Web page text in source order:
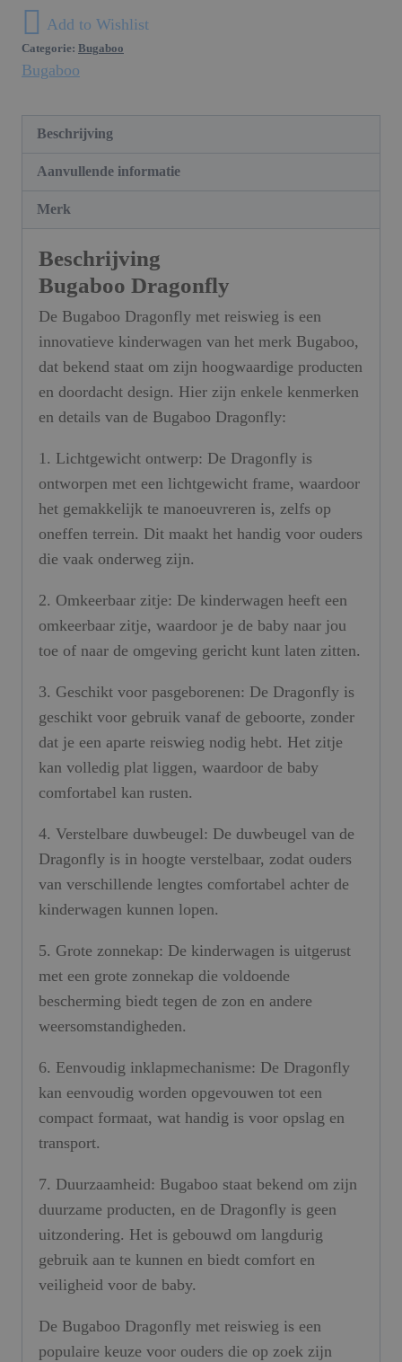
Add to Wishlist
Categorie: Bugaboo
Bugaboo
Beschrijving
Aanvullende informatie
Merk
Beschrijving
Bugaboo Dragonfly
De Bugaboo Dragonfly met reiswieg is een
innovatieve kinderwagen van het merk Bugaboo,
dat bekend staat om zijn hoogwaardige producten
en doordacht design. Hier zijn enkele kenmerken
en details van de Bugaboo Dragonfly:
1. Lichtgewicht ontwerp: De Dragonfly is
ontworpen met een lichtgewicht frame, waardoor
het gemakkelijk te manoeuvreren is, zelfs op
oneffen terrein. Dit maakt het handig voor ouders
die vaak onderweg zijn.
2. Omkeerbaar zitje: De kinderwagen heeft een
omkeerbaar zitje, waardoor je de baby naar jou
toe of naar de omgeving gericht kunt laten zitten.
3. Geschikt voor pasgeborenen: De Dragonfly is
geschikt voor gebruik vanaf de geboorte, zonder
dat je een aparte reiswieg nodig hebt. Het zitje
kan volledig plat liggen, waardoor de baby
comfortabel kan rusten.
4. Verstelbare duwbeugel: De duwbeugel van de
Dragonfly is in hoogte verstelbaar, zodat ouders
van verschillende lengtes comfortabel achter de
kinderwagen kunnen lopen.
5. Grote zonnekap: De kinderwagen is uitgerust
met een grote zonnekap die voldoende
bescherming biedt tegen de zon en andere
weersomstandigheden.
6. Eenvoudig inklapmechanisme: De Dragonfly
kan eenvoudig worden opgevouwen tot een
compact formaat, wat handig is voor opslag en
transport.
7. Duurzaamheid: Bugaboo staat bekend om zijn
duurzame producten, en de Dragonfly is geen
uitzondering. Het is gebouwd om langdurig
gebruik aan te kunnen en biedt comfort en
veiligheid voor de baby.
De Bugaboo Dragonfly met reiswieg is een
populaire keuze voor ouders die op zoek zijn